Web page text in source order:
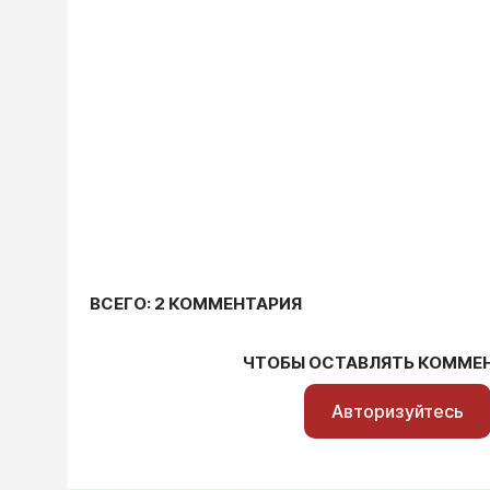
ВСЕГО: 2 КОММЕНТАРИЯ
ЧТОБЫ ОСТАВЛЯТЬ
Авторизуйтесь